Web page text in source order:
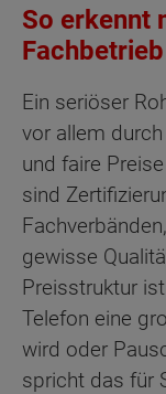
So erkennt
Fachbetrieb
Ein seriöser
vor allem
und faire
sind
gewisse
Preisstruktur
Telefon eine
wird oder
spricht das für